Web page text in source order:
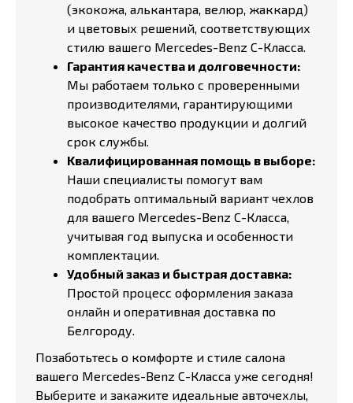
(экокожа, алькантара, велюр, жаккард)
и цветовых решений, соответствующих
стилю вашего Mercedes-Benz C-Класса.
Гарантия качества и долговечности:
Мы работаем только с проверенными
производителями, гарантирующими
высокое качество продукции и долгий
срок службы.
Kвалифицированная помощь в выборе:
Наши специалисты помогут вам
подобрать оптимальный вариант чехлов
для вашего Mercedes-Benz C-Класса,
учитывая год выпуска и особенности
комплектации.
Удобный заказ и быстрая доставка:
Простой процесс оформления заказа
онлайн и оперативная доставка по
Белгороду.
Позаботьтесь о комфорте и стиле салона
вашего Mercedes-Benz C-Класса уже сегодня!
Выберите и закажите идеальные авточехлы,